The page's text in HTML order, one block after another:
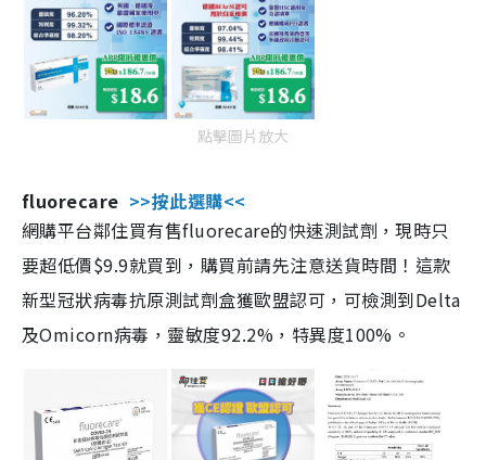
點擊圖片放大
fluorecare >>按此選購<<
網購平台鄰住買有售fluorecare的快速測試劑，現時只
要超低價$9.9就買到，購買前請先注意送貨時間！這款
新型冠狀病毒抗原測試劑盒獲歐盟認可，可檢測到Delta
及Omicorn病毒，靈敏度92.2%，特異度100%。